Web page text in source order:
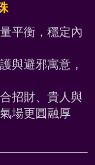
平衡，穩定內
與避邪寓意，
招財、貴人與
場更圓融厚